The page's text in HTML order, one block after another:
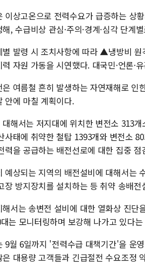
이상고온으로 전력수요가 급증하는 상
, 수급비상 관심·주의·경계·심각 단계
별 발령 시 조치사항에 따라 ▲냉방비
자원 가동을 시연했다. 대국민·언론·
은 여름철 흔히 발생하는 자연재해로
안에 마칠 계획이다.
해서는 저지대에 위치한 변전소 313
사태에 취약한 철탑 1393개와 변전소
력을 공급하는 배전선로에 대한 집중 점
예상되는 지역의 배전설비에 대해서는
장 방지장치를 설치하는 등 취약 송배
서는 송변전 설비에 대한 열화상 진
는 모니터링하며 보강해 나가고 있다
9월 6일까지 '전력수급 대책기간'을 운
은 대용량 고객들과 긴급절전 수요조정